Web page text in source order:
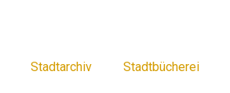
Stadtarchiv Stadtbücherei